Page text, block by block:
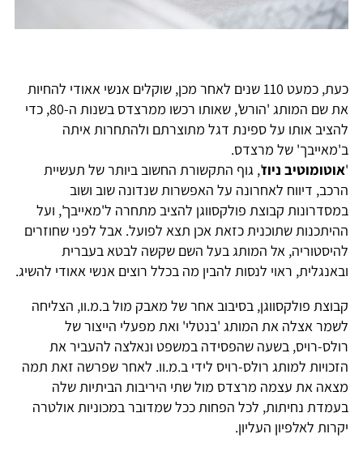
כעת, כמעט 110 שנים לאחר מכן, שוקלים אנשי אאודי להחיות
את שם המותג 'הורש', שאותו רכשו ממרצדס בשנות ה-80, כדי
להציב אותו על ספינת דגל מתוצרתם ולהתחרות איתה
ב'מאייבך' של מרצדס.
'אוטומוטיב ניוז', גוף התקשורת החשוב ביותר של תעשיית
הרכב, דיווח לאחרונה על האפשרות שנדונה שוב ושוב
במסדרונות קבוצת פולקסווגן להציב מתחרה ל'מאייבך', ועל
ההיתכנות שתוכנית כזאת אכן תצא לפועל. אבל לפני שחוזרים
להיסטוריה, אל המותג בעל השם שקשה לבטא בעברית
ובאנגלית, ראוי לנסות להבין מה בכלל רוצים אנשי אאודי להשיג.
קבוצת פולקסווגן, בסיבוב אחר של מאבק מול ב.מ.וו, הצליחה
לשמר אצלה את המותג 'בנטלי' ואת מפעלי הייצור של
רולס-רויס, בשעה שהפסידה במשפט ונאלצה להעביר את
הזכויות למותג רולס-רויס לידי ב.מ.וו. לאחר שפרשה זאת תמה
מצאה את עצמה מרצדס מול שתי היריבות הביתיות שלה
בעמדת נחיתות, לכל הפחות ככל שמדובר במכוניות אולטרה
יקרות לאלפיון העליון.